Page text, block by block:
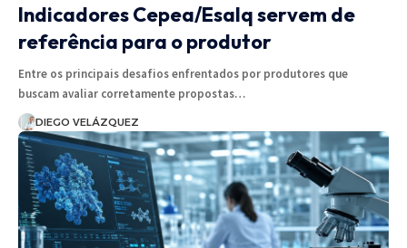
Indicadores Cepea/Esalq servem de
referência para o produtor
Entre os principais desafios enfrentados por produtores que
buscam avaliar corretamente propostas…
DIEGO VELÁZQUEZ